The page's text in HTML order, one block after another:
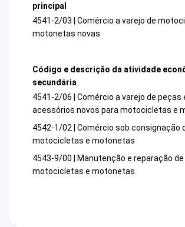
principal
4541-2/03 | Comércio a varejo de
motonetas novas
Código e descrição da atividade
secundária
4541-2/06 | Comércio a varejo de peças
acessórios novos para motocicletas e
4542-1/02 | Comércio sob consignação
motocicletas e motonetas
4543-9/00 | Manutenção e reparação de
motocicletas e motonetas